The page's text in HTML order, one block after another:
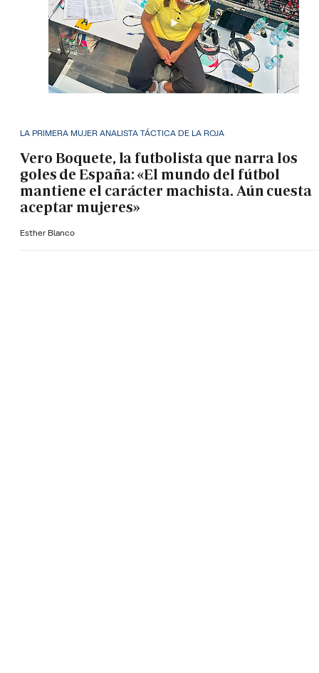
LA PRIMERA MUJER ANALISTA TÁCTICA DE LA ROJA
Vero Boquete, la futbolista que narra los
goles de España: «El mundo del fútbol
mantiene el carácter machista. Aún cuesta
aceptar mujeres»
Esther Blanco